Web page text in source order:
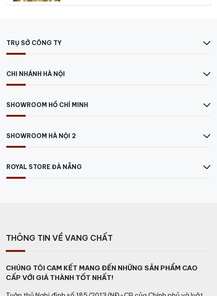
TRỤ SỞ CÔNG TY
CHI NHÁNH HÀ NỘI
SHOWROOM HỒ CHÍ MINH
SHOWROOM HÀ NỘI 2
ROYAL STORE ĐÀ NẴNG
THÔNG TIN VỀ VANG CHẤT
CHÚNG TÔI CAM KẾT MANG ĐẾN NHỮNG SẢN PHẨM CAO
CẤP VỚI GIÁ THÀNH TỐT NHẤT!